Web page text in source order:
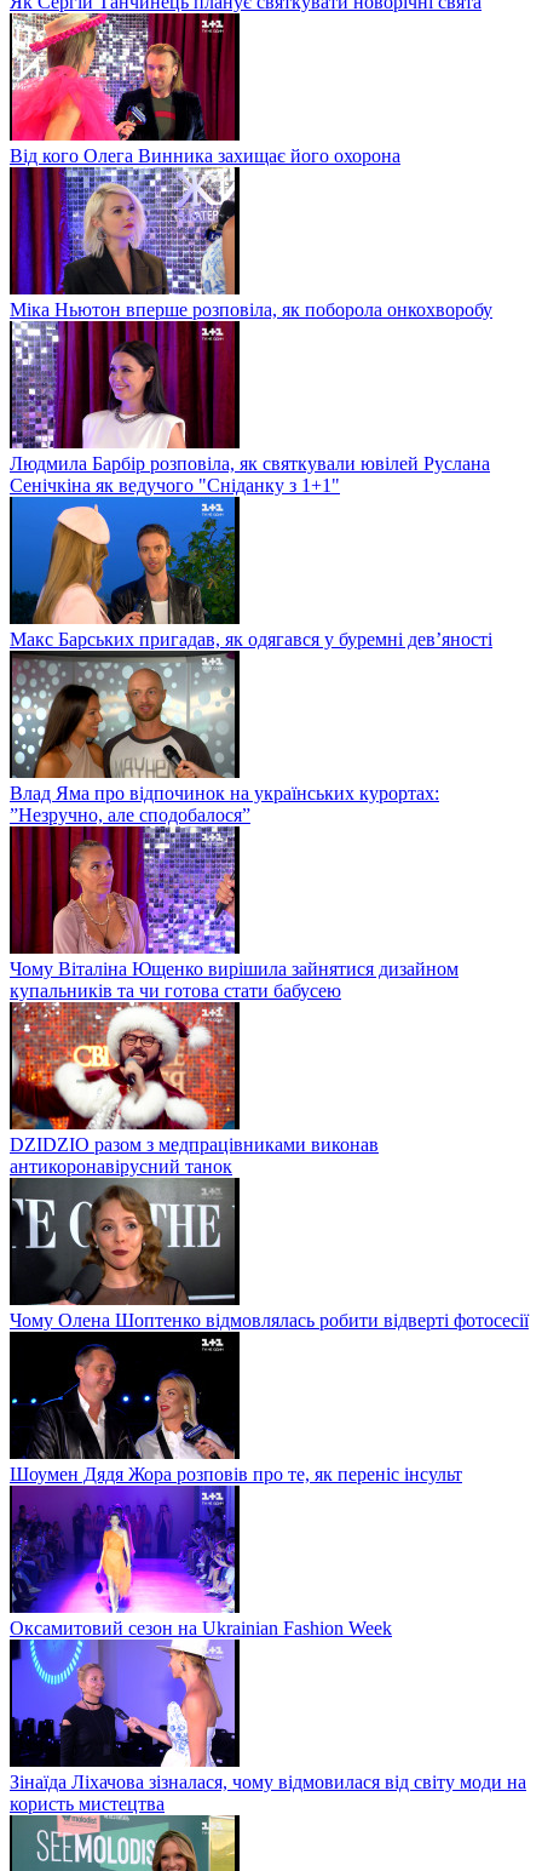
Від кого Олега Винника захищає його охорона
Міка Ньютон вперше розповіла, як поборола онкохворобу
Людмила Барбір розповіла, як святкували ювілей Руслана
Сенічкіна як ведучого "Сніданку з 1+1"
Макс Барських пригадав, як одягався у буремні дев’яності
Влад Яма про відпочинок на українських курортах:
”Незручно, але сподобалося”
Чому Віталіна Ющенко вирішила зайнятися дизайном
купальників та чи готова стати бабусею
DZIDZIO разом з медпрацівниками виконав
антикоронавірусний танок
Чому Олена Шоптенко відмовлялась робити відверті фотосесії
Шоумен Дядя Жора розповів про те, як переніс інсульт
Оксамитовий сезон на Ukrainian Fashion Week
Зінаїда Ліхачова зізналася, чому відмовилася від світу моди на
користь мистецтва